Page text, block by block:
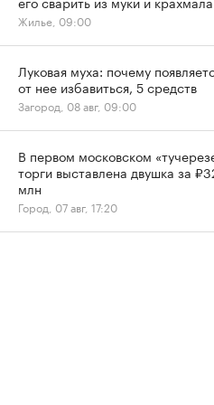
Жилье, 09:00
Луковая муха: почему
от нее избавиться, 5 средств
Загород, 08 авг, 09:00
В первом московском
торги выставлена двушка за
млн
Город, 07 авг, 17:20